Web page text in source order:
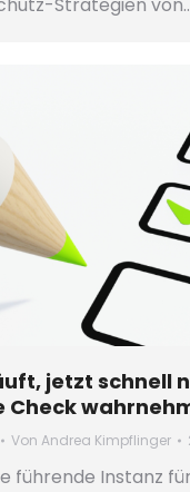
Strategien
jetzt schnell
Check
Von Andrea Kimpflinger
führende Instanz für